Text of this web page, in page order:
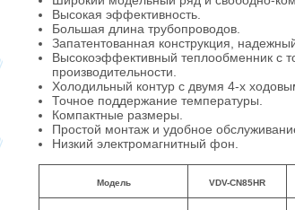
Высокая эффективность.
Большая длина трубопроводов.
Запатентованная конструкция,
Высокоэффективный теплообменник с
производительности.
Холодильный контур с двумя 4-х
Точное поддержание температуры.
Компактные размеры.
Простой монтаж и удобное
Низкий электромагнитный фон.
Модель VDV-CN85HR